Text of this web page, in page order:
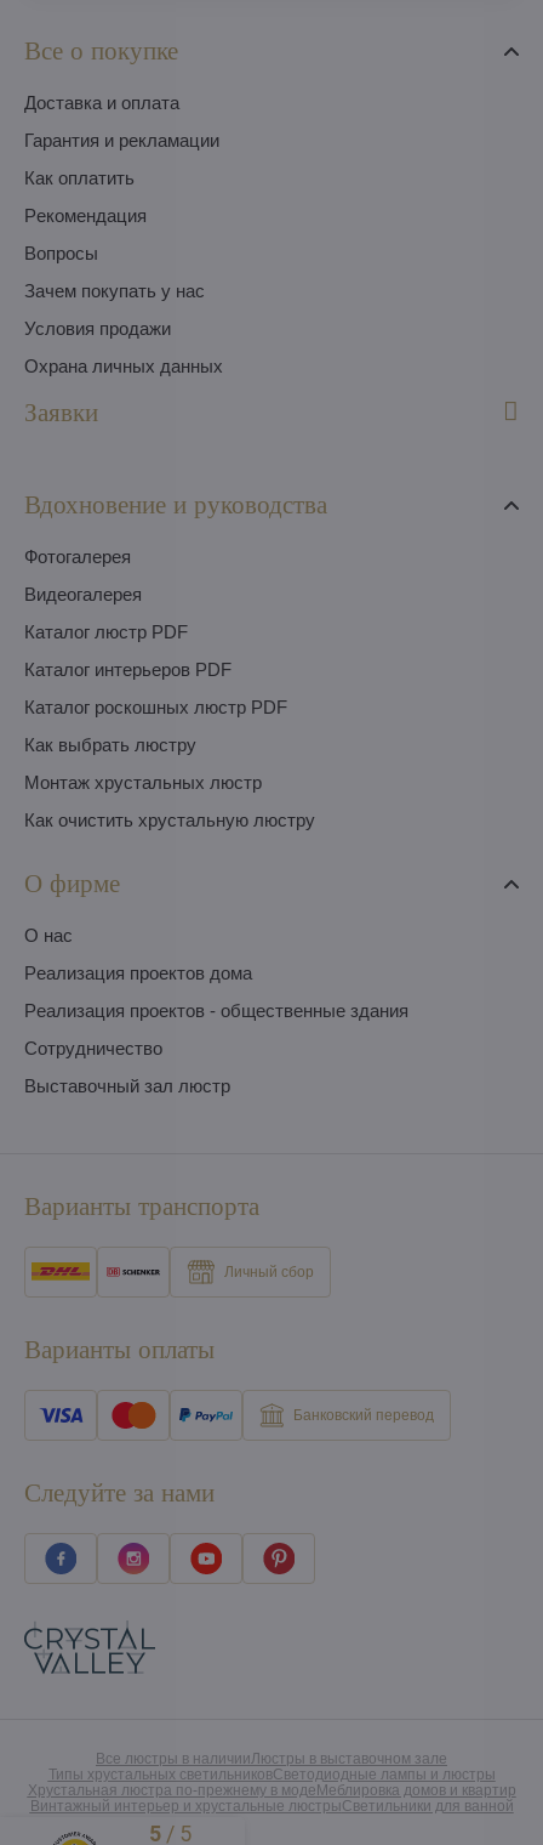
Все о покупке
Доставка и оплата
Гарантия и рекламации
Как оплатить
Pекомендация
Вопросы
Зачем покупать у нас
Условия продажи
Охрана личных данных
Заявки
Вдохновение и руководства
Фотогалерея
Видеогалерея
Каталог люстр PDF
Каталог интерьеров PDF
Каталог роскошных люстр PDF
Как выбрать люстру
Монтаж хрустальных люстр
Как очистить хрустальную люстру
О фирме
O нас
Pеализация проектов дома
Pеализация проектов - общественные здания
Сотрудничество
Выставочный зал люстр
Варианты транспорта
Личный сбор
Варианты оплаты
Банковский перевод
Следуйте за нами
Все люстры в наличииЛюстры в выставочном зале
Типы хрустальных светильниковСветодиодные лампы и люстры
Хрустальная люстра по-прежнему в модеМеблировка домов и квартир
Винтажный интерьер и хрустальные люстрыСветильники для ванной
Excellent
5 / 5